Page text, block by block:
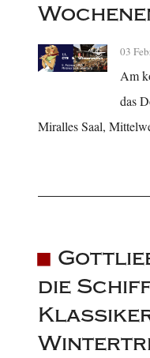
03
Am
das
Miralles Saal,
die